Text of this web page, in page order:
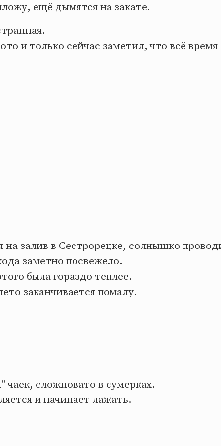
ещё дымятся на закате.
и только сейчас заметил, что всё
на залив в Сестрорецке, солнышко
заметно посвежело.
была гораздо теплее.
заканчивается помалу.
сложновато в сумерках.
и начинает лажать.